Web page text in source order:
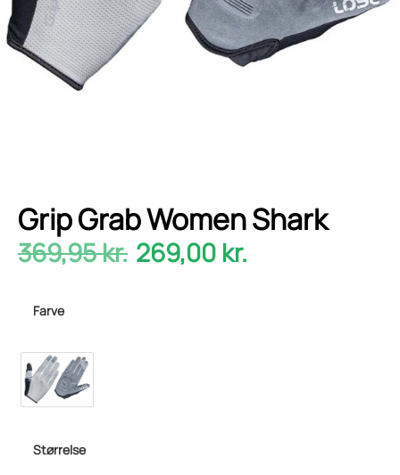
Grip Grab Women Shark
369,95kr. 269,00 kr.
Farve
Størrelse